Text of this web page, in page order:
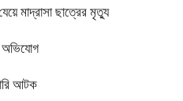
মাদ্রাসা ছাত্রের মৃত্যু
অভিযোগ
আটক